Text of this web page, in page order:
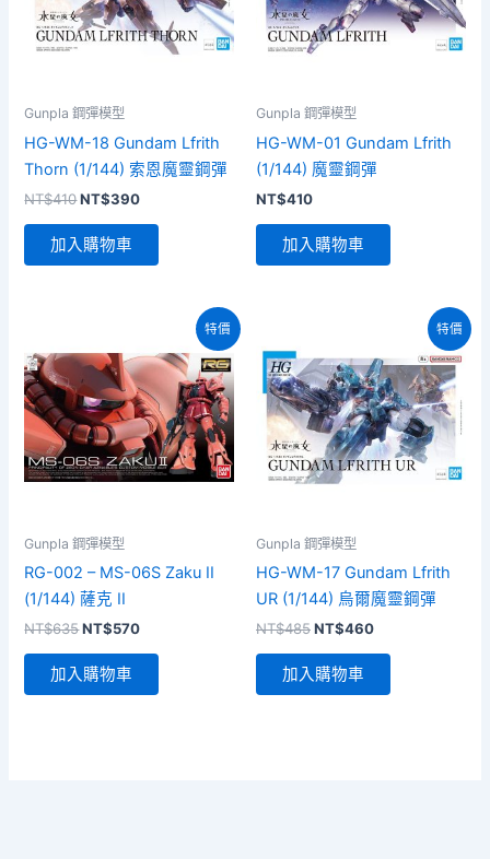
Gunpla 鋼彈模型
HG-WM-18 Gundam Lfrith
Thorn (1/144) 索恩魔靈鋼彈
NT$410原
價
格：
NT$390目
加入購物車
Gunpla 鋼彈模型
HG-WM-01 Gundam Lfrith
(1/144) 魔靈鋼彈
NT$410
加入購物車
特價
Gunpla 鋼彈模型
RG-002 – MS-06S Zaku II
(1/144) 薩克 II
NT$635原
價
格：
NT$570目
加入購物車
特價
Gunpla 鋼彈模型
HG-WM-17 Gundam Lfrith
UR (1/144) 烏爾魔靈鋼彈
NT$485原
價
格：
NT$460目
加入購物車